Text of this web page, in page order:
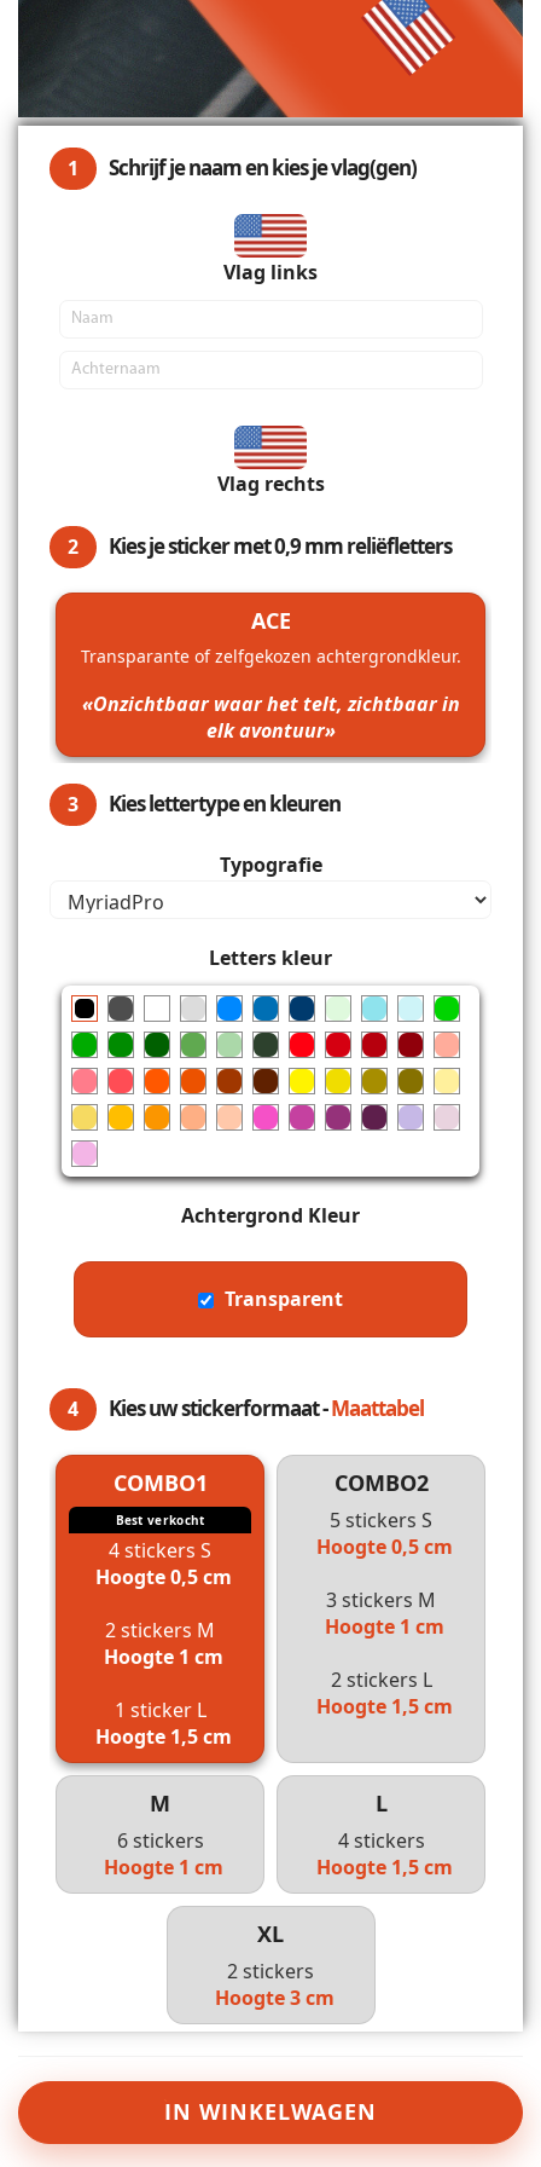
1 Schrijf je naam en kies je vlag(gen)
Vlag links
Vlag rechts
2 Kies je sticker met 0,9 mm reliëfletters
ACE
Transparante of zelfgekozen achtergrondkleur.
«Onzichtbaar waar het telt, zichtbaar in
elk avontuur»
3 Kies lettertype en kleuren
Typografie
Letters kleur
Achtergrond Kleur
Transparent
4 Kies uw stickerformaat -Maattabel
COMBO1
Best verkocht
4 stickers S
Hoogte 0,5 cm
2 stickers M
Hoogte 1 cm
1 sticker L
Hoogte 1,5 cm
COMBO2
5 stickers S
Hoogte 0,5 cm
3 stickers M
Hoogte 1 cm
2 stickers L
Hoogte 1,5 cm
M
6 stickers
Hoogte 1 cm
L
4 stickers
Hoogte 1,5 cm
XL
2 stickers
Hoogte 3 cm
IN WINKELWAGEN